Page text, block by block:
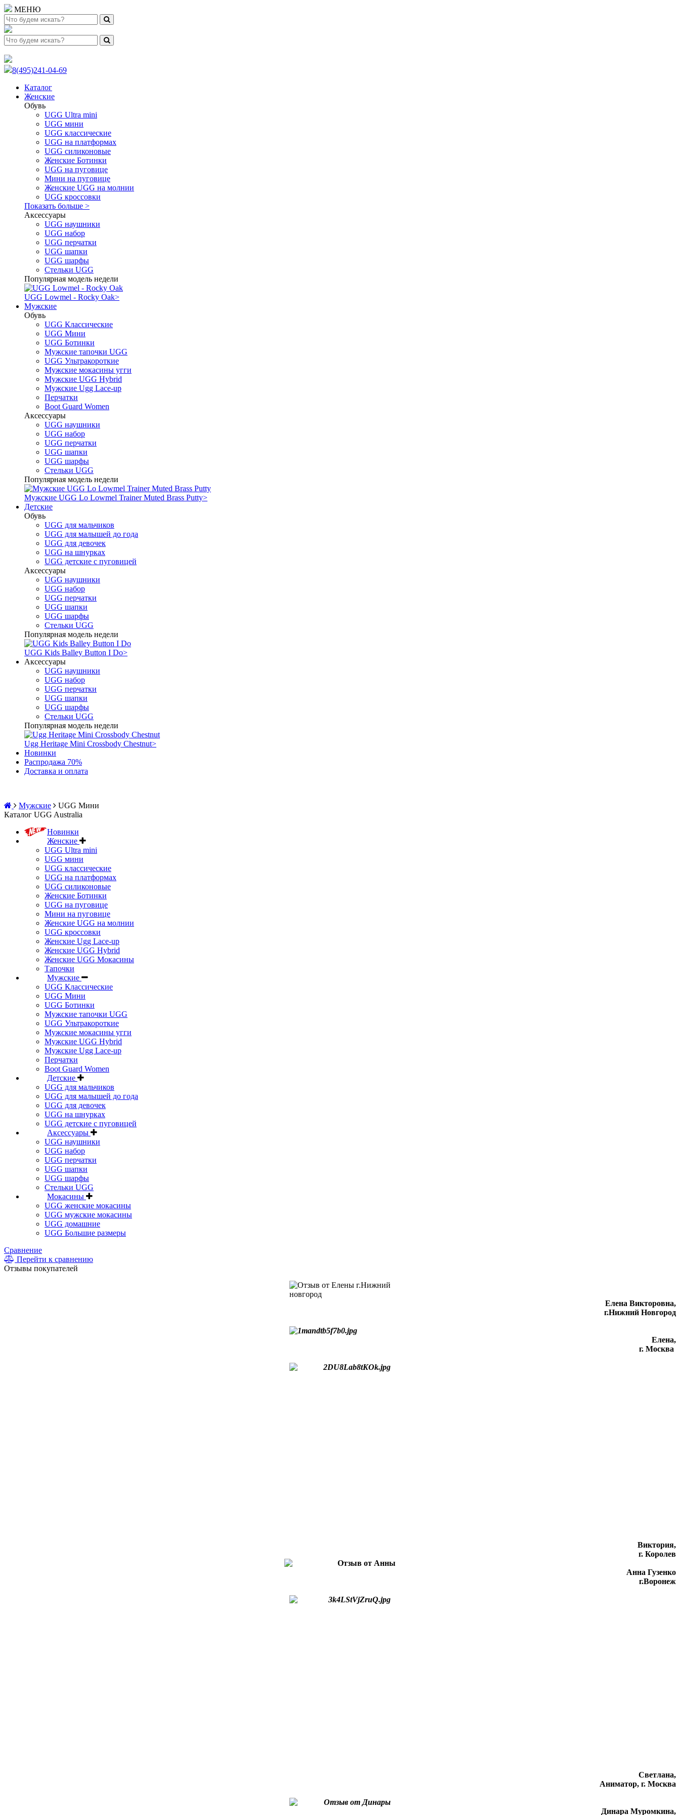
МЕНЮ
8(495)241-04-69
Каталог
Женские
Обувь
UGG Ultra mini
UGG мини
UGG классические
UGG на платформах
UGG силиконовые
Женские Ботинки
UGG на пуговице
Мини на пуговице
Женские UGG на молнии
UGG кроссовки
Показать больше >
Аксессуары
UGG наушники
UGG набор
UGG перчатки
UGG шапки
UGG шарфы
Стельки UGG
Популярная модель недели
UGG Lowmel - Rocky Oak>
Мужские
Обувь
UGG Классические
UGG Мини
UGG Ботинки
Мужские тапочки UGG
UGG Ультракороткие
Мужские мокасины угги
Мужские UGG Hybrid
Мужские Ugg Lace-up
Перчатки
Boot Guard Women
Аксессуары
UGG наушники
UGG набор
UGG перчатки
UGG шапки
UGG шарфы
Стельки UGG
Популярная модель недели
Мужские UGG Lo Lowmel Trainer Muted Brass Putty>
Детские
Обувь
UGG для мальчиков
UGG для малышей до года
UGG для девочек
UGG на шнурках
UGG детские с пуговицей
Аксессуары
UGG наушники
UGG набор
UGG перчатки
UGG шапки
UGG шарфы
Стельки UGG
Популярная модель недели
UGG Kids Balley Button I Do>
Аксессуары
UGG наушники
UGG набор
UGG перчатки
UGG шапки
UGG шарфы
Стельки UGG
Популярная модель недели
Ugg Heritage Mini Crossbody Chestnut>
Новинки
Распродажа 70%
Доставка и оплата
Мужские
UGG Мини
Каталог UGG Australia
Новинки
Женские
UGG Ultra mini
UGG мини
UGG классические
UGG на платформах
UGG силиконовые
Женские Ботинки
UGG на пуговице
Мини на пуговице
Женские UGG на молнии
UGG кроссовки
Женские Ugg Lace-up
Женские UGG Hybrid
Женские UGG Мокасины
Тапочки
Мужские
UGG Классические
UGG Мини
UGG Ботинки
Мужские тапочки UGG
UGG Ультракороткие
Мужские мокасины угги
Мужские UGG Hybrid
Мужские Ugg Lace-up
Перчатки
Boot Guard Women
Детские
UGG для мальчиков
UGG для малышей до года
UGG для девочек
UGG на шнурках
UGG детские с пуговицей
Аксессуары
UGG наушники
UGG набор
UGG перчатки
UGG шапки
UGG шарфы
Стельки UGG
Мокасины
UGG женские мокасины
UGG мужские мокасины
UGG домашние
UGG Большие размеры
Сравнение
Перейти к сравнению
Отзывы покупателей
Елена Викторовна,
г.Нижний Новгород
Елена,
г. Москва
Виктория,
г. Королев
Анна Гузенко
г.Воронеж
Светлана,
Аниматор, г. Москва
Динара Муромкина,